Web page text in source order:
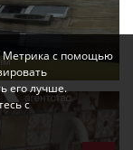
Метрика с помощью
его лучше.
с